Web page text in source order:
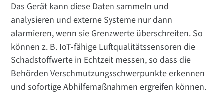
Das Gerät kann diese Daten sammeln und
analysieren und externe Systeme nur dann
alarmieren, wenn sie Grenzwerte überschreiten. So
können z. B. IoT-fähige Luftqualitätssensoren die
Schadstoffwerte in Echtzeit messen, so dass die
Behörden Verschmutzungsschwerpunkte erkennen
und sofortige Abhilfemaßnahmen ergreifen können.